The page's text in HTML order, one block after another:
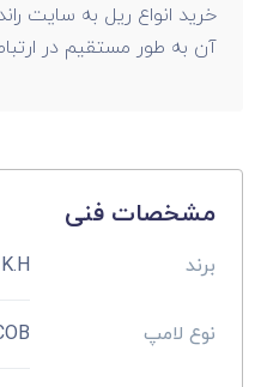
خرید انواع ریل به سایت
آن به طور مستقیم در
مشخصات فنی
برند K.H
نوع لامپ